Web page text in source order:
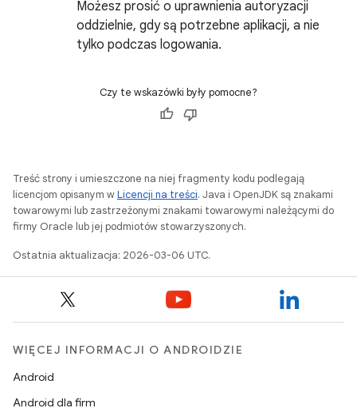
Możesz prosić o uprawnienia autoryzacji
oddzielnie, gdy są potrzebne aplikacji, a nie
tylko podczas logowania.
Czy te wskazówki były pomocne?
Treść strony i umieszczone na niej fragmenty kodu podlegają
licencjom opisanym wLicencji na treści. Java i OpenJDK są znakami
towarowymi lub zastrzeżonymi znakami towarowymi należącymi do
firmy Oracle lub jej podmiotów stowarzyszonych.
Ostatnia aktualizacja: 2026-03-06 UTC.
WIĘCEJ INFORMACJI O ANDROIDZIE
Android
Android dla firm